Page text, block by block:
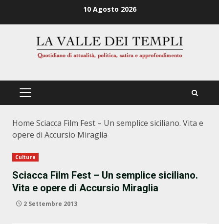
10 Agosto 2026
PRIMÄRES
Home Sciacca Film Fest – Un semplice siciliano. Vita e
opere di Accursio Miraglia
Cultura
Sciacca Film Fest – Un semplice siciliano.
Vita e opere di Accursio Miraglia
2 Settembre 2013